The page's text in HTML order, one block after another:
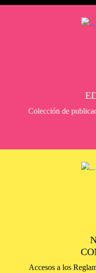
Colección de
Accesos a los